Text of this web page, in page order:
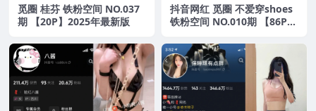
觅圈 桂芬 铁粉空间 NO.037
期 【20P】2025年最新版
抖音网红 觅圈 不爱穿shoes
铁粉空间 NO.010期 【86P1